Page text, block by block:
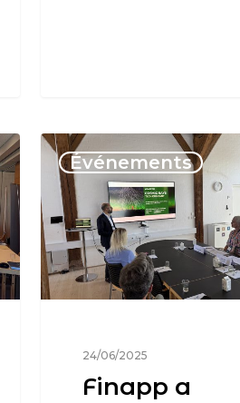
Événements
24/06/2025
Finapp a